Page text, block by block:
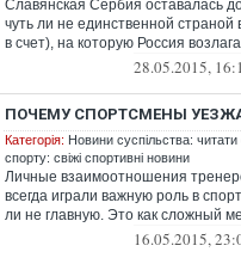
Славянская Сербия оставалась
чуть ли не единственной страной
в счет), на которую Россия
28.05.2015,
ПОЧЕМУ СПОРТСМЕНЫ
Категорія: Новини суспільства: читати
спорту: свіжі спортивні новини
Личные взаимоотношения
всегда играли важную роль в
ли не главную. Это как сложный
16.05.2015,